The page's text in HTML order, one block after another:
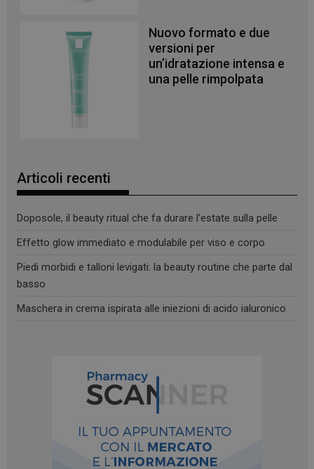
Nuovo formato e due
versioni per
un’idratazione intensa e
una pelle rimpolpata
Articoli recenti
Doposole, il beauty ritual che fa durare l’estate sulla pelle
Effetto glow immediato e modulabile per viso e corpo
Piedi morbidi e talloni levigati: la beauty routine che parte dal
basso
Maschera in crema ispirata alle iniezioni di acido ialuronicomese
CookieScriptConsent
CookieScript